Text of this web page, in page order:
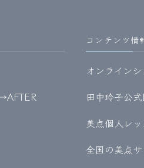
コンテンツ情
オンライン
田中玲子公
美点個人レ
全国の美点